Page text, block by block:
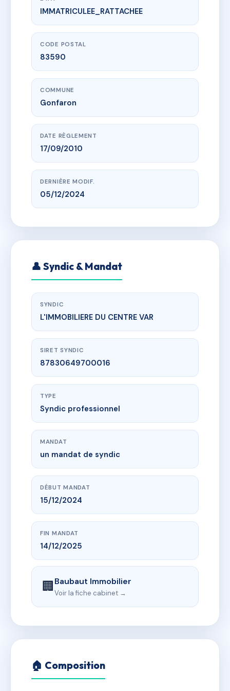
www.vme.plus/AD2403095
RESIDENCE DU MOULIN - GONFARON
r du pont83590 Gonfaron
IMMATRICULEE_RATTACHEE
CODE POSTAL
83590
COMMUNE
Gonfaron
DATE RÈGLEMENT
17/09/2010
DERNIÈRE MODIF.
05/12/2024
👤 Syndic & Mandat
SYNDIC
L'IMMOBILIERE DU CENTRE VAR
SIRET SYNDIC
87830649700016
TYPE
Syndic professionnel
MANDAT
un mandat de syndic
DÉBUT MANDAT
15/12/2024
FIN MANDAT
14/12/2025
🏢Baubaut Immobilier
Voir la fiche cabinet →
🏠 Composition